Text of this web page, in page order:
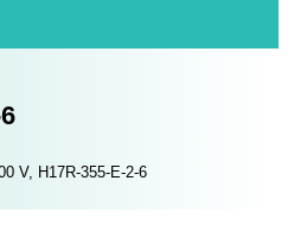
V, H17R-355-E-2-6